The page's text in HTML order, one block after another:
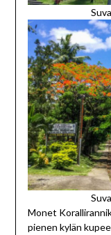
Monet
pienen kylän